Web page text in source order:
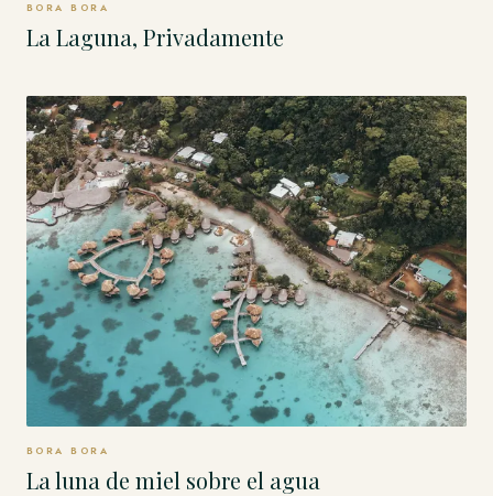
BORA BORA
La Laguna, Privadamente
BORA BORA
La luna de miel sobre el agua